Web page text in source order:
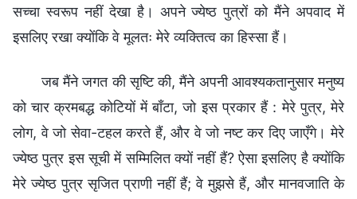
सच्चा स्वरूप नहीं देखा है। अपने ज्येष्ठ पुत्रों को मैंने अपवाद में
इसलिए रखा क्योंकि वे मूलतः मेरे व्यक्तित्व का हिस्सा हैं।
जब मैंने जगत की सृष्टि की, मैंने अपनी आवश्यकतानुसार मनुष्य
को चार क्रमबद्ध कोटियों में बाँटा, जो इस प्रकार हैं : मेरे पुत्र, मेरे
लोग, वे जो सेवा-टहल करते हैं, और वे जो नष्ट कर दिए जाएँगे। मेरे
ज्येष्ठ पुत्र इस सूची में सम्मिलित क्यों नहीं हैं? ऐसा इसलिए है क्योंकि
मेरे ज्येष्ठ पुत्र सृजित प्राणी नहीं हैं; वे मुझसे हैं, और मानवजाति के